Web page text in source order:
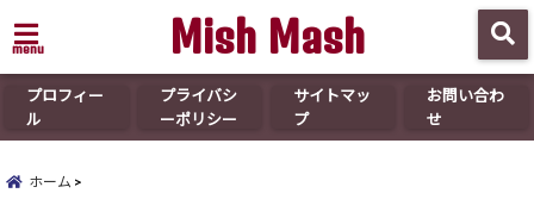
menu Mish Mash
プロフィー
ル
プライバシ
ーポリシー
サイトマッ
プ
お問い合わ
せ
ホーム